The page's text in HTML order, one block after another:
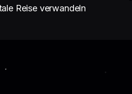
Reise verwandeln